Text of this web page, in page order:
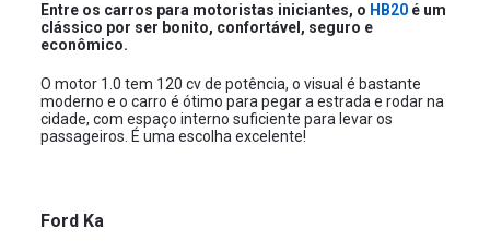
Entre os carros para motoristas iniciantes, o HB20 é um
clássico por ser bonito, confortável, seguro e
econômico.
O motor 1.0 tem 120 cv de potência, o visual é bastante
moderno e o carro é ótimo para pegar a estrada e rodar na
cidade, com espaço interno suficiente para levar os
passageiros. É uma escolha excelente!
Ford Ka